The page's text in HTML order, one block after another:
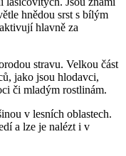
hnědou srst s bílým
hlavně za
stravu. Velkou část
jako jsou hlodavci,
či mladým rostlinám.
v lesních oblastech.
a lze je nalézt i v